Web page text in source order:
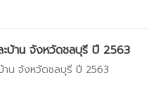
ะบ้าน จังหวัดชลบุรี ปี 2563
าน จังหวัดชลบุรี ปี 2563